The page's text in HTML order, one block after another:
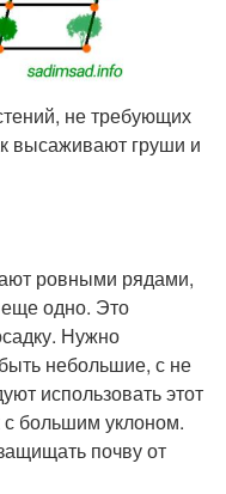
не требующих
высаживают груши и
ровными рядами,
одно. Это
Нужно
небольшие, с не
использовать этот
с большим уклоном.
почву от